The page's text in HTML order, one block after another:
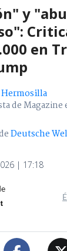
y
en
de
Deutsche
| 17:18